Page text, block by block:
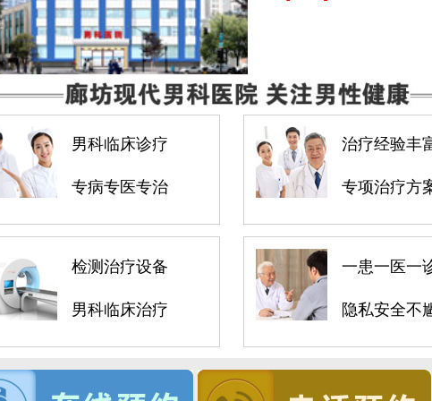
男科临床诊疗
专病专医专治
治疗经验丰
专项治疗方
检测治疗设备
男科临床治疗
一患一医一
隐私安全不